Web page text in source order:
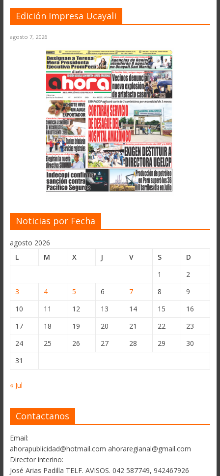
Edición Impresa Ucayali
agosto 7, 2026
Noticias por Fecha
agosto 2026
L
M X J V S
D
1
2
3
4 5 6 7 8
9
10
11 12 13 14 15
16
17
18 19 20 21 22
23
24
25 26 27 28 29
30
31
« Jul
Contactanos
Email:
ahorapublicidad@hotmail.com ahoraregianal@gmail.com
Director interino:
José Arias Padilla TELF. AVISOS. 042 587749, 942467926